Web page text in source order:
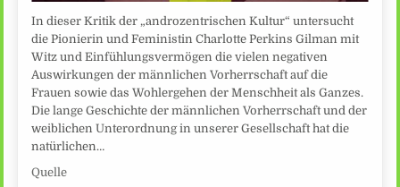
In dieser Kritik der „androzentrischen Kultur“ untersucht
die Pionierin und Feministin Charlotte Perkins Gilman mit
Witz und Einfühlungsvermögen die vielen negativen
Auswirkungen der männlichen Vorherrschaft auf die
Frauen sowie das Wohlergehen der Menschheit als Ganzes.
Die lange Geschichte der männlichen Vorherrschaft und der
weiblichen Unterordnung in unserer Gesellschaft hat die
natürlichen…
Quelle